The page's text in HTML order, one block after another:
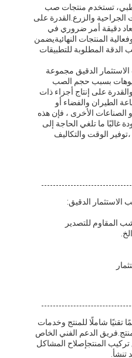
تستخدم منتجات صب
الجراحية والزرع.القدرة على
دقيقة أمر ضروري في
المنتجات النهائيةيضمن
الصب الدقة المطلوبة للتطبيقات
الدقيق مجموعة
بسبب حجم الصب
على إنتاج أجزاء ذات
الطيران والفضاء أو
الصناعات الأخرى ، فإن هذه
غالبًا ما تلغي الحاجة إلى
الوقت والتكاليف
الدقيق:
المقاوم للتصدير
تقنيًا شاملًا للمنتج وخدمات
الدعم الفني الخاص
المنتجإصلاح المشاكل
تنشأ.